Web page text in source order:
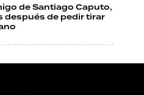
de Santiago Caputo,
después de pedir tirar